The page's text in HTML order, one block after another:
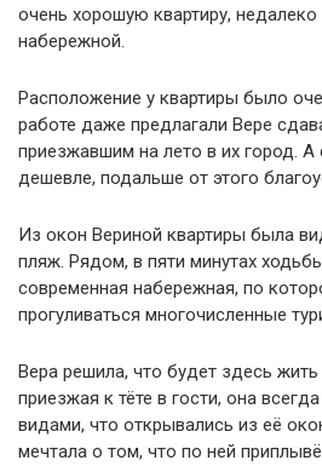
очень хорошую квартиру, недалеко
набережной.
Расположение у квартиры было
работе даже предлагали Вере
приезжавшим на лето в их город.
дешевле, подальше от этого
Из окон Вериной квартиры была
пляж. Рядом, в пяти минутах
современная набережная, по
прогуливаться многочисленные
Вера решила, что будет здесь
приезжая к тёте в гости, она
видами, что открывались из её
мечтала о том, что по ней